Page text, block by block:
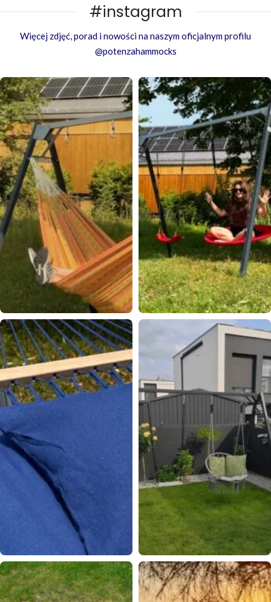
#instagram
Więcej zdjęć, porad i nowości na naszym oficjalnym profilu
@potenzahammocks